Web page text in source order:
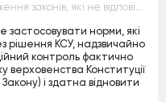
Суди не мають застосовувати положення законів, які не відповідають Конституції, незалежно від того, чи визнавалися вони Конституційним Судом України неконституційними, тобто закони, що суперечать Конституції України не можуть застосовуватися навіть у випадках, коли вони є чинними
застосовувати норми, які
рішення КСУ, надзвичайно
контроль фактично
верховенства Конституції
і здатна відновити